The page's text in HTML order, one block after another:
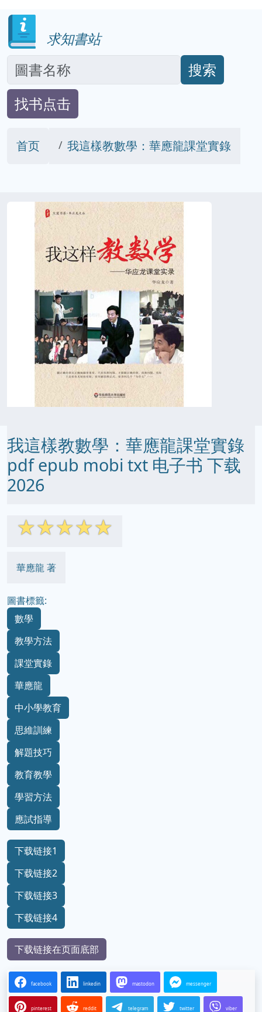
求知書站
搜索
找书点击
首页 我這樣教數學：華應龍課堂實錄
我這樣教數學：華應龍課堂實錄
pdf epub mobi txt 电子书 下载
2026
☆☆☆☆☆
華應龍 著
圖書標籤:
數學
教學方法
課堂實錄
華應龍
中小學教育
思維訓練
解題技巧
教育教學
學習方法
應試指導
下载链接1
下载链接2
下载链接3
下载链接4
下载链接在页面底部
facebook linkedin mastodon messenger
pinterest reddit telegram twitter viber